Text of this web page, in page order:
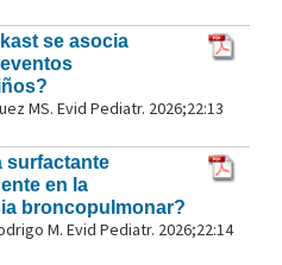
se asocia
MS. Evid Pediatr. 2026;22:13
surfactante
en la
broncopulmonar?
M. Evid Pediatr. 2026;22:14